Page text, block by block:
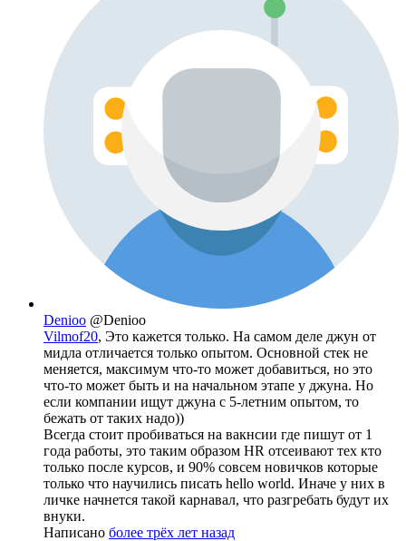
Denioo @Denioo
Vilmof20, Это кажется только. На самом деле джун от
мидла отличается только опытом. Основной стек не
меняется, максимум что-то может добавиться, но это
что-то может быть и на начальном этапе у джуна. Но
если компании ищут джуна с 5-летним опытом, то
бежать от таких надо))
Всегда стоит пробиваться на вакнсии где пишут от 1
года работы, это таким образом HR отсеивают тех кто
только после курсов, и 90% совсем новичков которые
только что научились писать hello world. Иначе у них в
личке начнется такой карнавал, что разгребать будут их
внуки.
Написано более трёх лет назад